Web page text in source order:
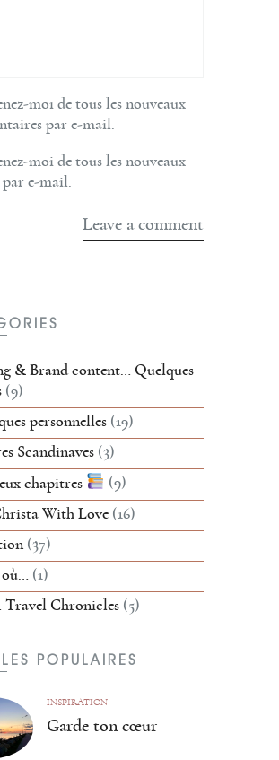
moi de tous les nouveaux
par e-mail.
moi de tous les nouveaux
e-mail.
& Brand content… Quelques
(9)
personnelles (19)
Scandinaves (3)
chapitres
(9)
With Love (16)
(37)
(1)
Chronicles (5)
POPULAIRES
INSPIRATION
Garde ton cœur